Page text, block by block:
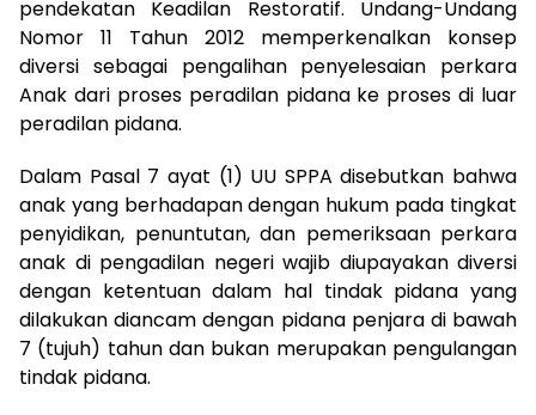
pendekatan Keadilan Restoratif. Undang-Undang
Nomor 11 Tahun 2012 memperkenalkan konsep
diversi sebagai pengalihan penyelesaian perkara
Anak dari proses peradilan pidana ke proses di luar
peradilan pidana.
Dalam Pasal 7 ayat (1) UU SPPA disebutkan bahwa
anak yang berhadapan dengan hukum pada tingkat
penyidikan, penuntutan, dan pemeriksaan perkara
anak di pengadilan negeri wajib diupayakan diversi
dengan ketentuan dalam hal tindak pidana yang
dilakukan diancam dengan pidana penjara di bawah
7 (tujuh) tahun dan bukan merupakan pengulangan
tindak pidana.